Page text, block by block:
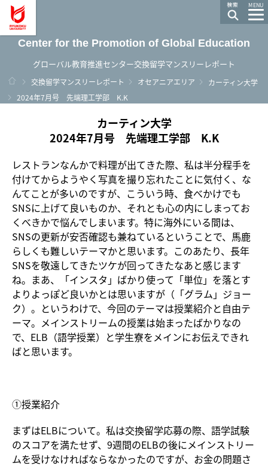
MENU
Center for the Promotion of Global Education
グローバル教育推進センター交換留学マンスリーレポート
ホーム
交換留学マンスリーレポート オセアニアエリア
カーティン大学
2024年7月号 先端理工学部 K.K
カーティン大学
2024年7月号 先端理工学部 K.K
レストランなんかで料理が出てきた際、私は半分程手を
付けてからようやく写真を撮り忘れたことに気付く、な
んてことが多いのですが、こういう時、食べかけでも
SNSに上げて良いものか、それとも心の内にしまってお
くべきかで悩んでしまいます。特に海外にいる間は、
SNSの更新が安否確認も兼ねているということで、馬鹿
らしくも難しいテーマかと思います。このあたり、長年
SNSを敬遠してきたツケが回ってきたなあと感じます
ね。まあ、「インスタ」ばかり使って「単位」を落とす
よりよっぽど良いかとは思いますが（「グラム」ジョー
ク）。というわけで、今回のテーマは授業紹介と自由テ
ーマ。メインストリームの授業は始まったばかりなの
で、ELB（語学授業）と学生寮をメインにお伝えできれ
ばと思います。
①授業紹介
まずはELBについて。私は交換留学応募の際、語学試験
のスコアを満たせず、9週間のELBの後にメインストリー
ムを受けなければならなかったのですが、お金の問題さ